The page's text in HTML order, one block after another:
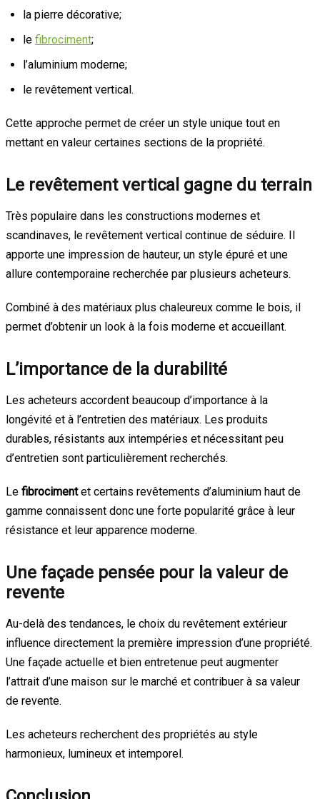
la pierre décorative;
le fibrociment;
l’aluminium moderne;
le revêtement vertical.
Cette approche permet de créer un style unique tout en
mettant en valeur certaines sections de la propriété.
Le revêtement vertical gagne du terrain
Très populaire dans les constructions modernes et
scandinaves, le revêtement vertical continue de séduire. Il
apporte une impression de hauteur, un style épuré et une
allure contemporaine recherchée par plusieurs acheteurs.
Combiné à des matériaux plus chaleureux comme le bois, il
permet d’obtenir un look à la fois moderne et accueillant.
L’importance de la durabilité
Les acheteurs accordent beaucoup d’importance à la
longévité et à l’entretien des matériaux. Les produits
durables, résistants aux intempéries et nécessitant peu
d’entretien sont particulièrement recherchés.
Le fibrocimentet certains revêtements d’aluminium haut de
gamme connaissent donc une forte popularité grâce à leur
résistance et leur apparence moderne.
Une façade pensée pour la valeur de
revente
Au-delà des tendances, le choix du revêtement extérieur
influence directement la première impression d’une propriété.
Une façade actuelle et bien entretenue peut augmenter
l’attrait d’une maison sur le marché et contribuer à sa valeur
de revente.
Les acheteurs recherchent des propriétés au style
harmonieux, lumineux et intemporel.